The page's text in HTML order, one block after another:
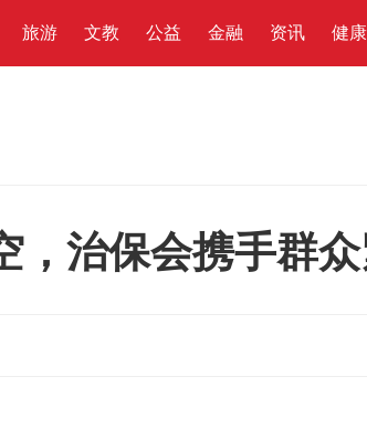
旅游 文教 公益 金融 资讯 健康
，治保会携手群